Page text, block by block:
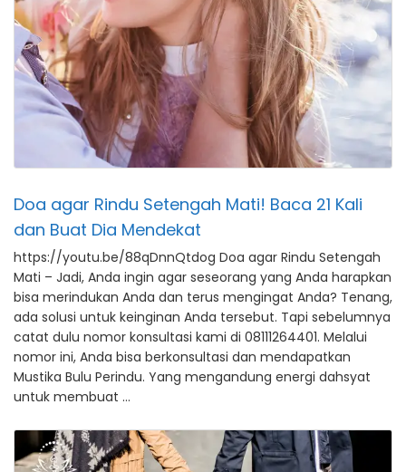
Doa agar Rindu Setengah Mati! Baca 21 Kali
dan Buat Dia Mendekat
https://youtu.be/88qDnnQtdog Doa agar Rindu Setengah
Mati – Jadi, Anda ingin agar seseorang yang Anda harapkan
bisa merindukan Anda dan terus mengingat Anda? Tenang,
ada solusi untuk keinginan Anda tersebut. Tapi sebelumnya
catat dulu nomor konsultasi kami di 08111264401. Melalui
nomor ini, Anda bisa berkonsultasi dan mendapatkan
Mustika Bulu Perindu. Yang mengandung energi dahsyat
untuk membuat …